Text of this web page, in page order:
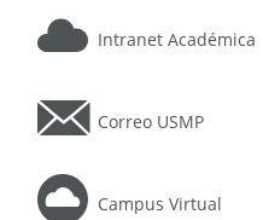
Intranet Académica
Correo USMP
Campus Virtual